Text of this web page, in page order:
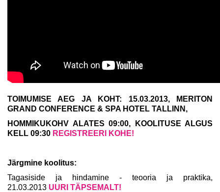
TOIMUMISE AEG JA KOHT: 15.03.2013, MERITON
GRAND CONFERENCE & SPA HOTEL TALLINN,
HOMMIKUKOHV ALATES 09:00,
KOOLITUSE ALGUS
KELL 09:30 REGISTREERI KOHE!
Järgmine koolitus:
Tagasiside ja hindamine - teooria ja praktika,
21.03.2013 UURI TÄPSEMALT!